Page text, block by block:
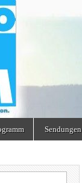
Sendungen